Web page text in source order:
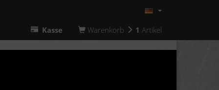
Kasse Warenkorb 1 Artikel